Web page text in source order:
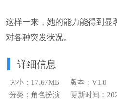
这样一来，她的能力能得到显
对各种突发状况。
详细信息
大小：17.67MB
版本：V1.0
分类：角色扮演
更新时间：